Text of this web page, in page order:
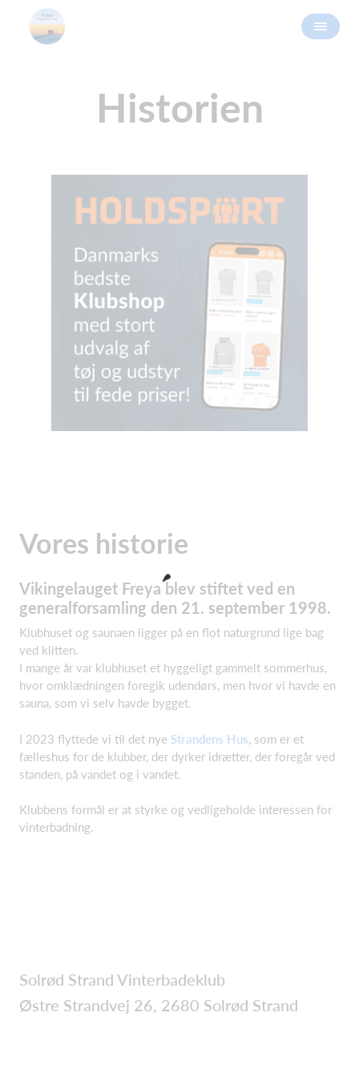
Historien
Vores historie
Vikingelauget Freya blev stiftet ved en
generalforsamling den 21. september 1998.
Klubhuset og saunaen ligger på en flot naturgrund lige bag
ved klitten.
I mange år var klubhuset et hyggeligt gammelt sommerhus,
hvor omklædningen foregik udendørs, men hvor vi havde en
sauna, som vi selv havde bygget.
I 2023 flyttede vi til det nye Strandens Hus , som er et
fælleshus for de klubber, der dyrker idrætter, der foregår ved
standen, på vandet og i vandet.
Klubbens formål er at styrke og vedligeholde interessen for
vinterbadning.
Solrød Strand Vinterbadeklub
Østre Strandvej 26, 2680 Solrød Strand